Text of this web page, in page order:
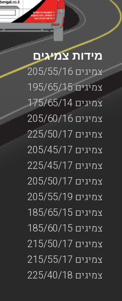
מידות צמיגים
צמיגים 205/55/16
צמיגים 195/65/15
צמיגים 175/65/14
צמיגים 205/60/16
צמיגים 225/50/17
צמיגים 205/45/17
צמיגים 225/45/17
צמיגים 205/50/17
צמיגים 205/55/19
צמיגים 185/65/15
צמיגים 185/60/15
צמיגים 215/50/17
צמיגים 215/55/17
צמיגים 225/40/18